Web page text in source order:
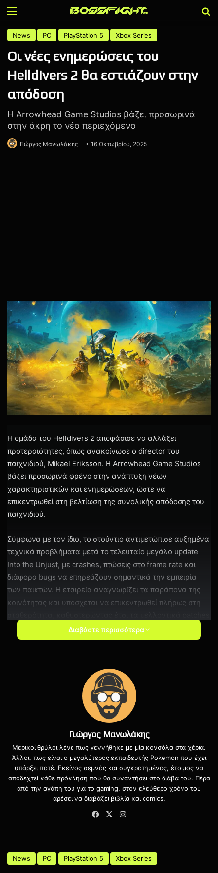
Menu
News PC PlayStation 5 Xbox Series
Οι νέες ενημερώσεις του
Helldivers 2 θα εστιάζουν στην
απόδοση
Η Arrowhead Game Studios βάζει προσωρινά
στην άκρη το νέο περιεχόμενο
Γιώργος Μανωλάκης 16 Οκτωβρίου, 2025
Η ομάδα του Helldivers 2 αποφάσισε να αλλάξει
προτεραιότητες, όπως ανακοίνωσε ο director του
παιχνιδιού, Mikael Eriksson. Η Arrowhead Game Studios
βάζει προσωρινά φρένο στην ανάπτυξη νέων
χαρακτηριστικών και ενημερώσεων, ώστε να
επικεντρωθεί στη βελτίωση της συνολικής απόδοσης του
παιχνιδιού.
Σύμφωνα με τον ίδιο, το στούντιο αντιμετώπισε αυξημένα
τεχνικά προβλήματα μετά το τελευταίο μεγάλο update
Into the Unjust, με crashes, πτώσεις στο frame rate και
διάφορα bugs να επηρεάζουν σημαντικά την εμπειρία
των παικτών. Η εταιρεία αναγνωρίζει τα παράπονα της
κοινότητας και υπόσχεται να επικεντρωθεί πλήρως στη
με νέο περιεχόμενο.
βελτίωση του frame rate στις κονσόλες, θα χρειαστούν
περισσότερο χρόνο. Παρ’ όλα αυτά, η ομάδα δηλώνει
αισιόδοξη, τονίζοντας πως ήδη σημειώνονται ουσιαστικά
Αξίζει να θυμίσουμε ότι και ο CEO του στούντιο, Shams
Διαβάστε περισσότερα
Γιώργος Μανωλάκης
Μερικοί θρύλοι λένε πως γεννήθηκε με μία κονσόλα στα χέρια.
Άλλοι, πως είναι ο μεγαλύτερος εκπαιδευτής Pokemon που έχει
υπάρξει ποτέ. Εκείνος σεμνός και συγκροτημένος, έτοιμος να
αποδεχτεί κάθε πρόκληση που θα συναντήσει στο διάβα του. Πέρα
από την αγάπη του για το gaming, στον ελεύθερο χρόνο του
αρέσει να διαβάζει βιβλία και comics.
Facebook
X